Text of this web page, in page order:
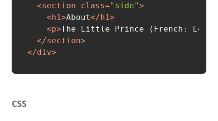
<section class="side">
<h1>About</h1>
<p>The Little Prince (French: Le
</section>
</div>
CSS